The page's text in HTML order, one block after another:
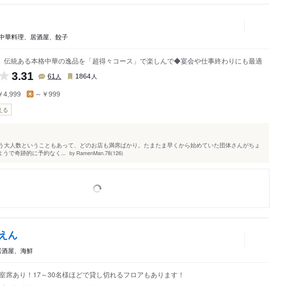
華料理、居酒屋、餃子
伝統ある本格中華の逸品を「超得々コース」で楽しんで◆宴会や仕事終わりにも最適
3.31 61 人 1864 人
4,999 ～￥999
る
大人数ということもあって、どのお店も満席ばかり。たまたま早くから始めていた団体さんがちょ
うで奇跡的に予約なく...
by RamenMan.78(126)
ん
屋、海鮮
席あり！17～30名様ほどで貸し切れるフロアもあります！